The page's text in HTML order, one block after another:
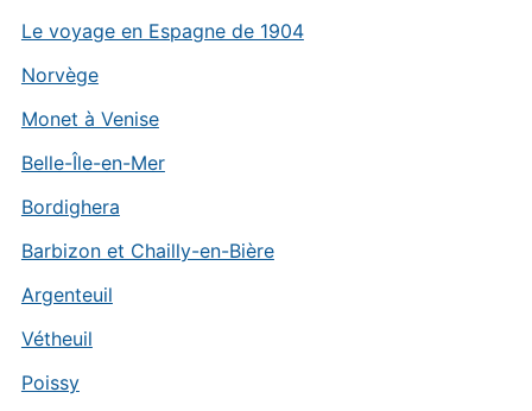
Le voyage en Espagne de 1904
Norvège
Monet à Venise
Belle-Île-en-Mer
Bordighera
Barbizon et Chailly-en-Bière
Argenteuil
Vétheuil
Poissy